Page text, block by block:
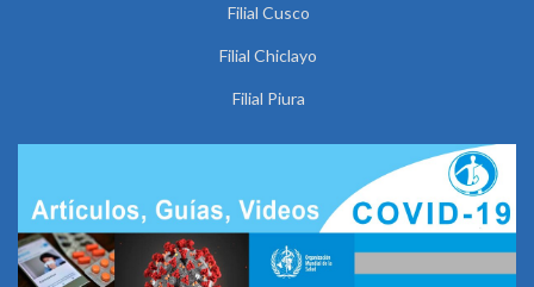
Filial Cusco
Filial Chiclayo
Filial Piura